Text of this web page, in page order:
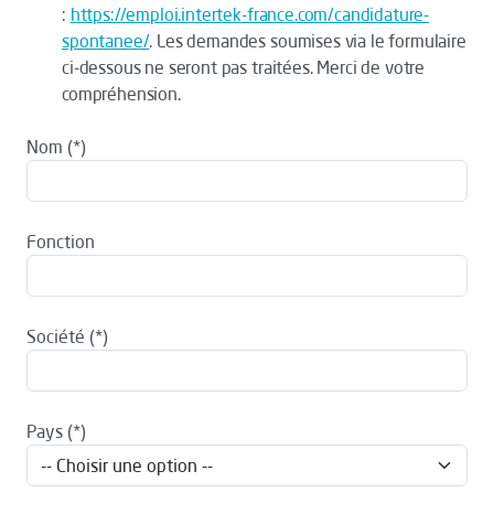
: https://emploi.intertek-france.com/candidature-
spontanee/. Les demandes soumises via le formulaire
ci-dessous ne seront pas traitées. Merci de votre
compréhension.
Nom
Fonction
Société
Pays